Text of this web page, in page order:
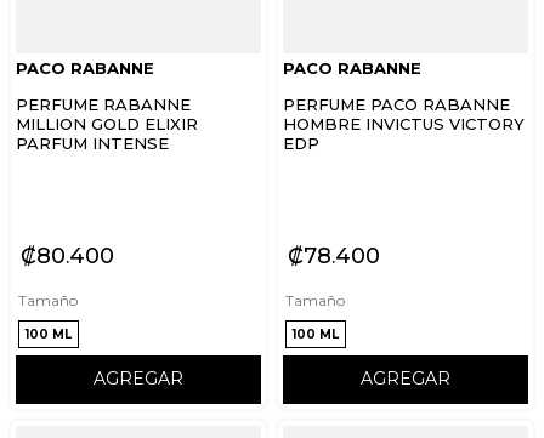
PACO RABANNE
PERFUME RABANNE
MILLION GOLD ELIXIR
PARFUM INTENSE
₡80 400
Tamaño
100 ML
AGREGAR
PACO RABANNE
PERFUME PACO RABANNE
HOMBRE INVICTUS VICTORY
EDP
₡78 400
Tamaño
100 ML
AGREGAR